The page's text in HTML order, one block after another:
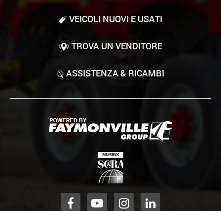
VEICOLI NUOVI E USATI
TROVA UN VENDITORE
ASSISTENZA & RICAMBI